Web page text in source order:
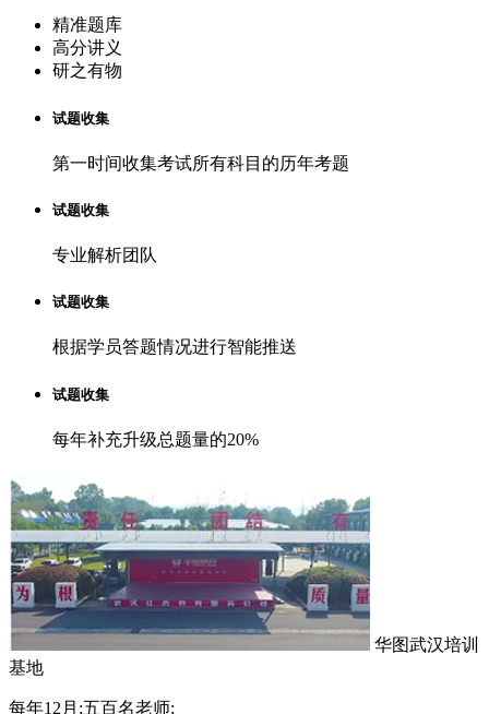
精准题库
高分讲义
研之有物
试题收集
第一时间收集考试所有科目的历年考题
试题收集
专业解析团队
试题收集
根据学员答题情况进行智能推送
试题收集
每年补充升级总题量的20%
华图武汉培训
基地
每年12月;五百名老师;